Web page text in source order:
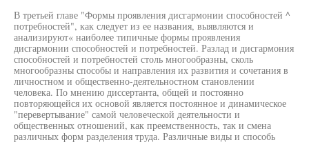
В третьей главе "Формы проявления дисгармонии способностей ^
потребностей", как следует из ее названия, выявляются и
анализируют« наиболее типичные формы проявления
дисгармонии способностей и потребностей. Разлад и дисгармония
способностей и потребностей столь многообразны, сколь
многообразны способы и направления их развития и сочетания в
личностном и общественно-деятельностном становлении
человека. По мнению диссертанта, общей и постоянно
повторяющейся их основой является постоянное и динамическое
"перевертывание" самой человеческой деятельности и
общественных отношений, как преемственность, так и смена
различных форм разделения труда. Различные виды и способь